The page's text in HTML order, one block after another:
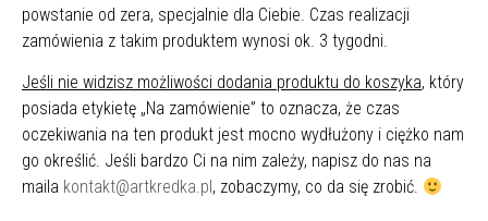
powstanie od zera, specjalnie dla Ciebie. Czas realizacji
zamówienia z takim produktem wynosi ok. 3 tygodni.
Jeśli nie widzisz możliwości dodania produktu do koszyka, który
posiada etykietę „Na zamówienie” to oznacza, że czas
oczekiwania na ten produkt jest mocno wydłużony i ciężko nam
go określić. Jeśli bardzo Ci na nim zależy, napisz do nas na
maila kontakt@artkredka.pl , zobaczymy, co da się zrobić.